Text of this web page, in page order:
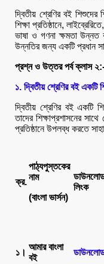
দ্বিতীয় শ্রেণির বই
শিক্ষা প্রতিষ্ঠানে,
ভাষা ও গণনা ক্ষমতা উন্নত
উন্নতির জন্য একটি প্রধান
প্রশ্ন ও উত্তর পর্ব ক্লাস
১. দ্বিতীয় শ্রেণির বই একটি
দ্বিতীয় শ্রেণির বই একটি
তাদের শিক্ষাপ্রশাসনের
প্রতিষ্ঠানে উপলব্ধ করতে
ক্র.
পাঠ্যপুস্তকের
নাম
(বাংলা ভার্সন)
লিংক
১।
আমার বাংলা
বই